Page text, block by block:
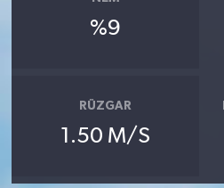
%9
RÜZGAR
1.50 M/S